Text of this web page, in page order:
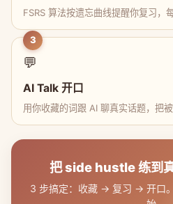
FSRS 算法按遗忘曲线提醒你复习，
3
💬
AI Talk 开口
用你收藏的词跟 AI 聊真实话题，把
把 side hustle 练到
3 步搞定：收藏 → 复习 → 开口